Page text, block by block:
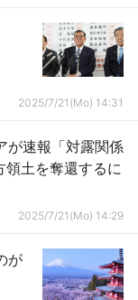
2025/7/21(Mo) 14:31
が速報「対露関係
2025/7/21(Mo) 14:29
が